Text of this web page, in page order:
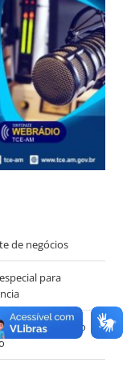
de negócios
para
valor recorde no